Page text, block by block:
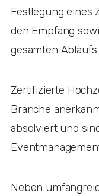
Festlegung eines
den Empfang
gesamten Ablaufs
Zertifizierte
Branche
absolviert und
Neben